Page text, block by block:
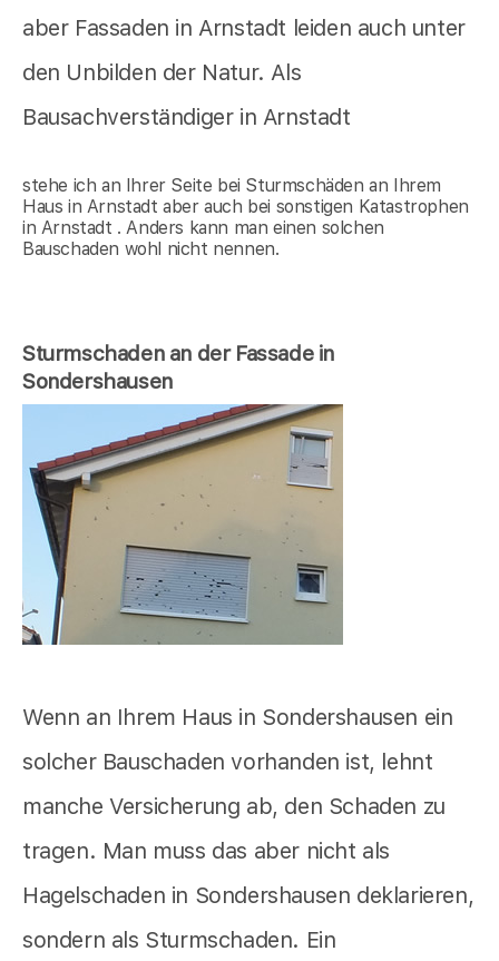
aber Fassaden in Arnstadt leiden auch unter
den Unbilden der Natur. Als
Bausachverständiger in Arnstadt
stehe ich an Ihrer Seite bei Sturmschäden an Ihrem
Haus in Arnstadt aber auch bei sonstigen Katastrophen
in Arnstadt . Anders kann man einen solchen
Bauschaden wohl nicht nennen.
Sturmschaden an der Fassade in
Sondershausen
Wenn an Ihrem Haus in Sondershausen ein
solcher Bauschaden vorhanden ist, lehnt
manche Versicherung ab, den Schaden zu
tragen. Man muss das aber nicht als
Hagelschaden in Sondershausen deklarieren,
sondern als Sturmschaden. Ein